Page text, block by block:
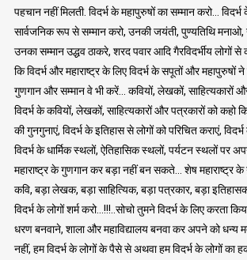
पहचान नहीं मिलती. विदर्भ के महापुरुषों का सम्मान करो…
सार्वजनिक रूप से सम्मान करो, उनकी जयंती, पुण्यतिथि
उनका सम्मान उद्धव ठाकरे, शरद पवार आदि गैरविदर्भीय लोगों
कि विदर्भ और महाराष्ट्र के लिए विदर्भ के सपूतों और
गुणगान और सम्मान वे भी करें… कवियों, लेखकों, साहित्यकारों
विदर्भ के कवियों, लेखकों, साहित्यकारों और पत्रकारों को कहो कि
की गुनगुनाएं, विदर्भ के इतिहास से लोगों को परिचित कराएं,
विदर्भ के धार्मिक स्थलों, ऐतिहासिक स्थलों, पर्यटन स्थलों पर
महाराष्ट्र के गुणगान कर बड़ा नहीं बन सकते… शेष महाराष्ट्र
कवि, बड़ा लेखक, बड़ा साहित्यिक, बड़ा पत्रकार, बड़ा
विदर्भ के लोगों शर्म करो…!!!..सोचो तुमने विदर्भ के लिए करता
धरण बनवाने, शाला और महाविद्यालय बनवा कर अपने को
नहीं, हम विदर्भ के लोगों के पैसे से अथवा हम विदर्भ के लोगों का